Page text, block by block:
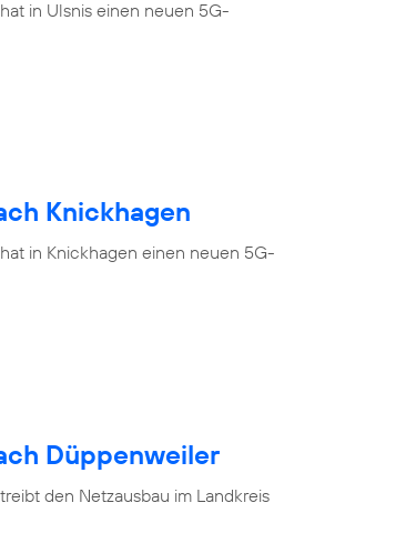
in Ulsnis einen neuen 5G-
Knickhagen
in Knickhagen einen neuen 5G-
Düppenweiler
den Netzausbau im Landkreis